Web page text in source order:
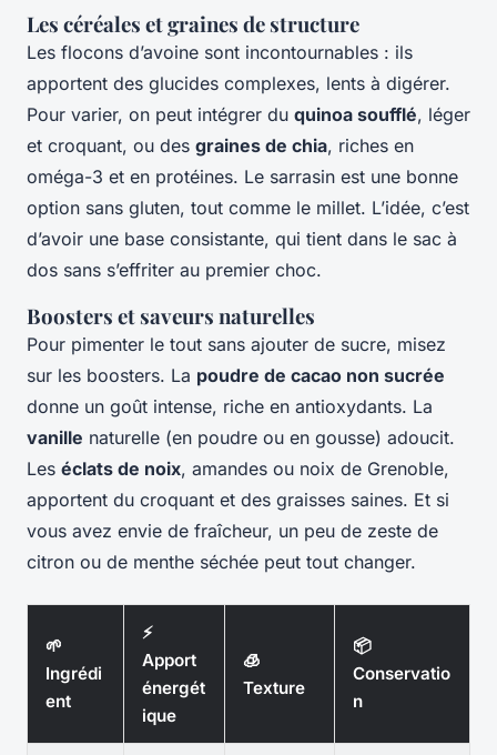
Les céréales et graines de structure
Les flocons d’avoine sont incontournables : ils
apportent des glucides complexes, lents à digérer.
Pour varier, on peut intégrer du quinoa soufflé, léger
et croquant, ou des graines de chia, riches en
oméga-3 et en protéines. Le sarrasin est une bonne
option sans gluten, tout comme le millet. L’idée, c’est
d’avoir une base consistante, qui tient dans le sac à
dos sans s’effriter au premier choc.
Boosters et saveurs naturelles
Pour pimenter le tout sans ajouter de sucre, misez
sur les boosters. La poudre de cacao non sucrée
donne un goût intense, riche en antioxydants. La
vanille naturelle (en poudre ou en gousse) adoucit.
Les éclats de noix, amandes ou noix de Grenoble,
apportent du croquant et des graisses saines. Et si
vous avez envie de fraîcheur, un peu de zeste de
citron ou de menthe séchée peut tout changer.
🌱
Ingrédi
ent
⚡
Apport
énergét
ique
🧊
Texture
📦
Conservatio
n